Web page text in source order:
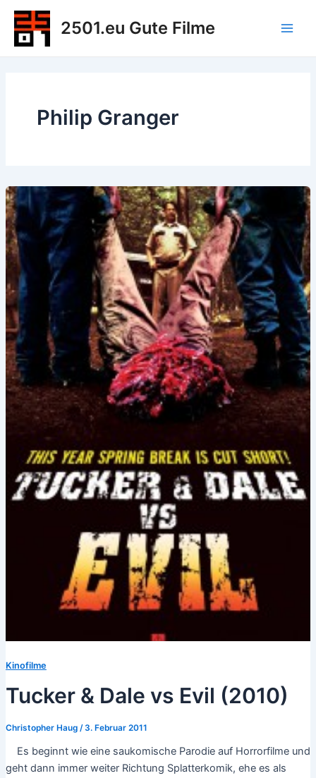
Zum
Inhalt
springen
2501.eu Gute Filme
Philip Granger
Kinofilme
Tucker & Dale vs Evil (2010)
Christopher Haug /3. Februar 2011
Es beginnt wie eine saukomische Parodie auf Horrorfilme und
geht dann immer weiter Richtung Splatterkomik, ehe es als